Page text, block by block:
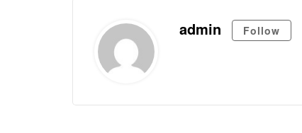
admin Follow